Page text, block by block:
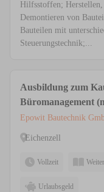
Hilfsstoffen;
Demontieren von
Bauteilen mit
Steuerungstechnik;...
Ausbildung zum
Büromanagement
Epowit Bautechnik
Eichenzell
Vollzeit
Urlaubsgeld